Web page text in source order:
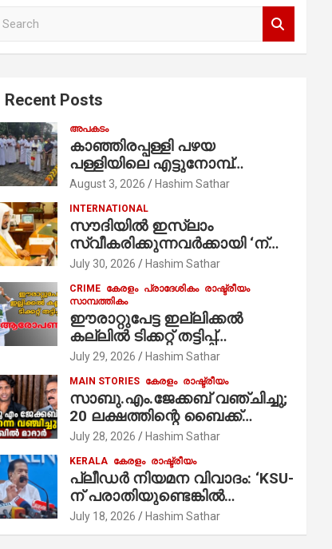
Recent Posts
അപകടം
കാഞ്ഞിരപ്പള്ളി പഴയ
പള്ളിയിലെ എട്ടുനോമ്പ്
ആചരണത്തിന്റെ ഭാഗമായുള്ള
ആർച്ച് പ്രീസ്റ്റ് വെരി. റവ.ഫാ.
കുര്യൻ താമരശ്ശേരി
നിർവഹിക്കുന്നു.
August 3, 2026 Hashim Sathar
INTERNATIONAL
സൗദിയില്‍ ഇസ്‌ലാം
സ്വീകരിക്കുന്നവര്‍ക്കായി ‘ന്യൂ
മുസ്ലിം’ ഡിജിറ്റല്‍ കാര്‍ഡ്
സേവനം ആരംഭിച്ചു
July 30, 2026 Hashim Sathar
CRIME കേരളം പ്രാദേശികം രാഷ്ട്രീയം
സാമ്പത്തികം
ഈരാറ്റുപേട്ട ഇല്ലിക്കൽ
കല്ലിൽ ടിക്കറ്റ് തട്ടിപ്പ്
ആരോപണം;
July 29, 2026 Hashim Sathar
MAIN STORIES കേരളം രാഷ്ട്രീയം
സാബു.എം.ജേക്കബ് വഞ്ചിച്ചു;
20 ലക്ഷത്തിന്റെ ബൈക്ക്
വിറ്റാണ് തൃക്കാക്കരയില്‍
മത്സരിച്ചത്! പ്രചാരണത്തിന്
രണ്ടേ രണ്ടുപേര്‍ മാത്രമാണ്
ഉണ്ടായിരുന്നത്; സാബുവിന്റേത്
വ്യക്തിപരമായ നേട്ടത്തിനുള്ള
പാര്‍ട്ടി; ഇപ്പോള്‍ ഫോണ്‍
വിളിച്ചാല്‍ എടുക്കില്ല;
July 28, 2026 Hashim Sathar
KERALA കേരളം രാഷ്ട്രീയം
പ്ലീഡർ നിയമന വിവാദം: ‘KSU-
ന് പരാതിയുണ്ടെങ്കിൽ
പരിശോധിക്കും’; രമേശ്
ചെന്നിത്തല
July 18, 2026 Hashim Sathar